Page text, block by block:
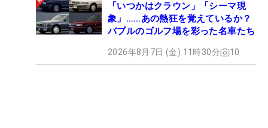
「いつかはクラウン」「シーマ現
象」……あの熱狂を覚えているか？
バブルのゴルフ場を彩った名車たち
2026年8月7日 (金) 11時30分 10